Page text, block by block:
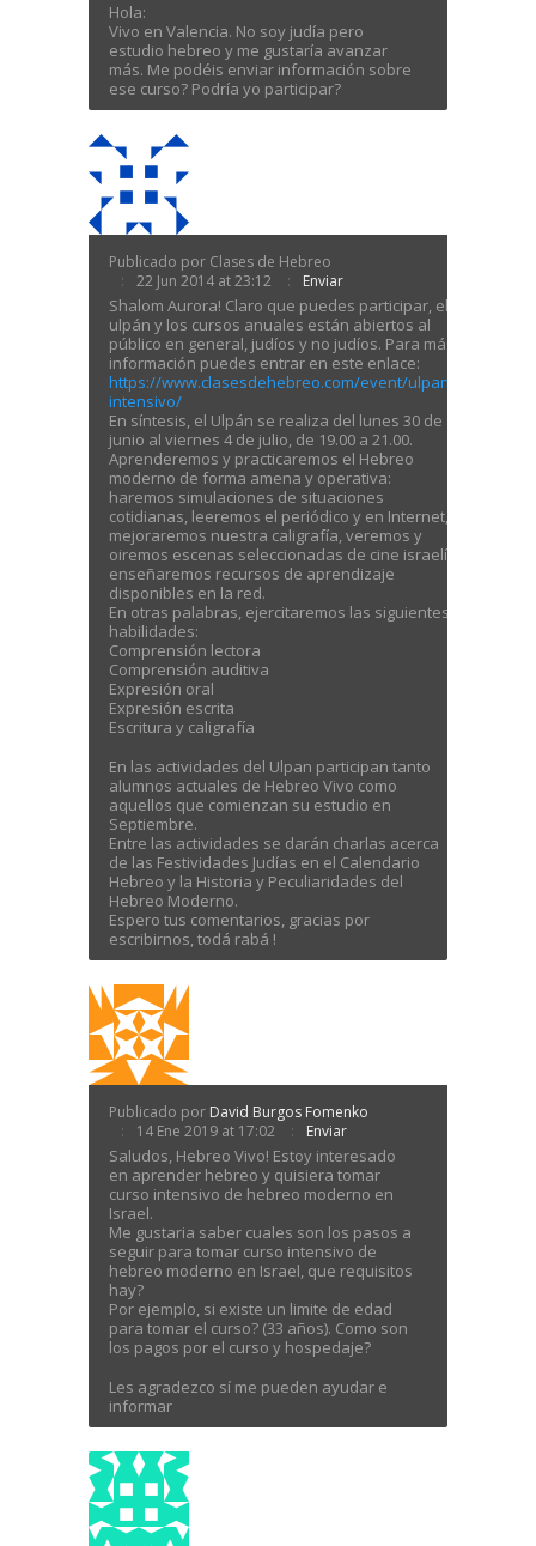
Hola:
Vivo en Valencia. No soy judía pero
estudio hebreo y me gustaría avanzar
más. Me podéis enviar información sobre
ese curso? Podría yo participar?
Publicado por Clases de Hebreo
22 Jun 2014 at 23:12
Enviar
Shalom Aurora! Claro que puedes participar, el
ulpán y los cursos anuales están abiertos al
público en general, judíos y no judíos. Para más
información puedes entrar en este enlace:
https://www.clasesdehebreo.com/event/ulpan-
intensivo/
En síntesis, el Ulpán se realiza del lunes 30 de
junio al viernes 4 de julio, de 19.00 a 21.00.
Aprenderemos y practicaremos el Hebreo
moderno de forma amena y operativa:
haremos simulaciones de situaciones
cotidianas, leeremos el periódico y en Internet,
mejoraremos nuestra caligrafía, veremos y
oiremos escenas seleccionadas de cine israelí,
enseñaremos recursos de aprendizaje
disponibles en la red.
En otras palabras, ejercitaremos las siguientes
habilidades:
Comprensión lectora
Comprensión auditiva
Expresión oral
Expresión escrita
Escritura y caligrafía
En las actividades del Ulpan participan tanto
alumnos actuales de Hebreo Vivo como
aquellos que comienzan su estudio en
Septiembre.
Entre las actividades se darán charlas acerca
de las Festividades Judías en el Calendario
Hebreo y la Historia y Peculiaridades del
Hebreo Moderno.
Espero tus comentarios, gracias por
escribirnos, todá rabá !
Publicado por David Burgos Fomenko
14 Ene 2019 at 17:02
Enviar
Saludos, Hebreo Vivo! Estoy interesado
en aprender hebreo y quisiera tomar
curso intensivo de hebreo moderno en
Israel.
Me gustaria saber cuales son los pasos a
seguir para tomar curso intensivo de
hebreo moderno en Israel, que requisitos
hay?
Por ejemplo, si existe un limite de edad
para tomar el curso? (33 años). Como son
los pagos por el curso y hospedaje?
Les agradezco sí me pueden ayudar e
informar